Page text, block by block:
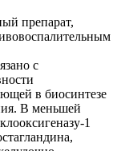
препарат,
с
в биосинтезе
В меньшей
1